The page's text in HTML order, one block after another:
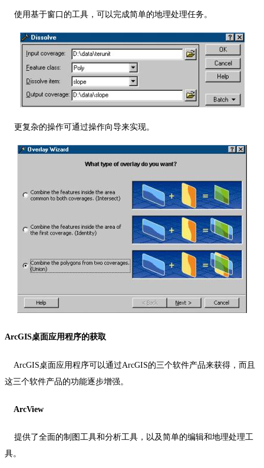
使用基于窗口的工具，可以完成简单的地理处理任务。
更复杂的操作可通过操作向导来实现。
ArcGIS桌面应用程序的获取
ArcGIS桌面应用程序可以通过ArcGIS的三个软件产品来获得，而且
这三个软件产品的功能逐步增强。
ArcView
提供了全面的制图工具和分析工具，以及简单的编辑和地理处理工
具。